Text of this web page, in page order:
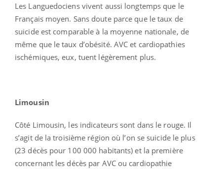
Les Languedociens vivent aussi longtemps que le
Français moyen. Sans doute parce que le taux de
suicide est comparable à la moyenne nationale, de
même que le taux d’obésité. AVC et cardiopathies
ischémiques, eux, tuent légèrement plus.
Limousin
Côté Limousin, les indicateurs sont dans le rouge. Il
s’agit de la troisième région où l’on se suicide le plus
(23 décès pour 100 000 habitants) et la première
concernant les décès par AVC ou cardiopathie